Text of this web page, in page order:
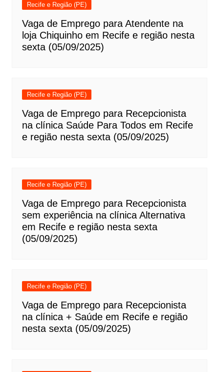
Recife e Região (PE)
Vaga de Emprego para Atendente na
loja Chiquinho em Recife e região nesta
sexta (05/09/2025)
Recife e Região (PE)
Vaga de Emprego para Recepcionista
na clínica Saúde Para Todos em Recife
e região nesta sexta (05/09/2025)
Recife e Região (PE)
Vaga de Emprego para Recepcionista
sem experiência na clínica Alternativa
em Recife e região nesta sexta
(05/09/2025)
Recife e Região (PE)
Vaga de Emprego para Recepcionista
na clínica + Saúde em Recife e região
nesta sexta (05/09/2025)